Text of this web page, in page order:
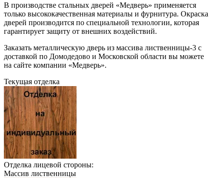
В производстве стальных дверей «Медверь» применяется
только высококачественная материалы и фурнитура. Окраска
дверей производится по специальной технологии, которая
гарантирует защиту от внешних воздействий.
Заказать металлическую дверь из массива лиственницы-3 с
доставкой по Домодедово и Московской области вы можете
на сайте компании «Медверь».
Текущая отделка
Отделка лицевой стороны:
Массив лиственницы